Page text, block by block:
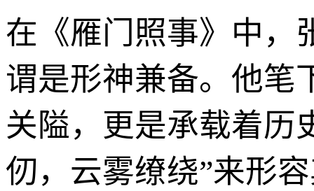
在《雁门照事》中，
谓是形神兼备。他笔
关隘，更是承载着历
仞，云雾缭绕”来形